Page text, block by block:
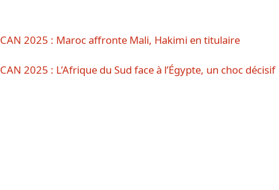
CAN 2025 : Maroc affronte Mali, Hakimi en titulaire
CAN 2025 : L’Afrique du Sud face à l’Égypte, un choc décisif